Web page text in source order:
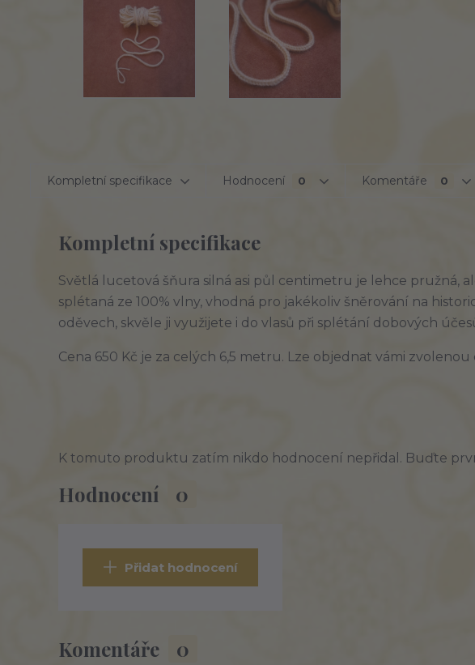
Kompletní specifikace Hodnocení 0 Komentáře 0
Kompletní specifikace
Světlá lucetová šňura silná asi půl centimetru je lehce pružná,
splétaná ze 100% vlny, vhodná pro jakékoliv šněrování na
oděvech, skvěle ji využijete i do vlasů při splétání dobových
Cena 650 Kč je za celých 6,5 metru. Lze objednat vámi
Hodnocení 0
K tomuto produktu zatím nikdo hodnocení nepřidal. Buďte
Přidat hodnocení
Komentáře 0